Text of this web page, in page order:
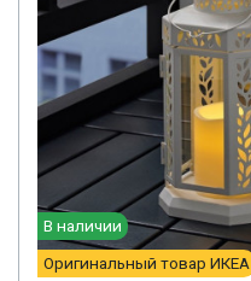
В наличии
Оригинальный товар ИКЕА